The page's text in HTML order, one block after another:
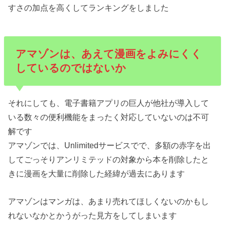
すさの加点を高くしてランキングをしました
アマゾンは、あえて漫画をよみにくく
しているのではないか
それにしても、電子書籍アプリの巨人が他社が導入して
いる数々の便利機能をまったく対応していないのは不可
解です
アマゾンでは、Unlimitedサービスでで、多額の赤字を出
してごっそりアンリミテッドの対象から本を削除したと
きに漫画を大量に削除した経緯が過去にあります
アマゾンはマンガは、あまり売れてほしくないのかもし
れないなかとかうがった見方をしてしまいます